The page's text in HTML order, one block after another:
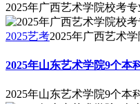
2025年广西艺术学院校考
2025艺考2025年广西艺术
2025年山东艺术学院9个本
2025年山东艺术学院9个本